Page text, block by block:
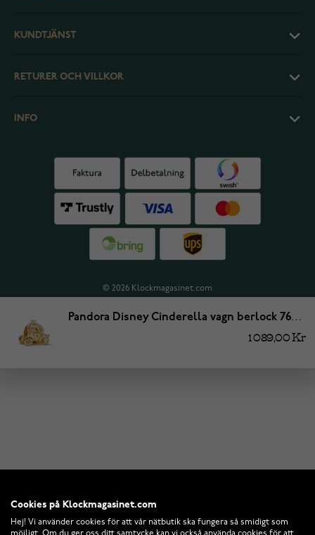
KUNDTJÄNST
RETURER OCH VILLKOR
INFO
© 2026 Klockmagasinet.com
Pandora Disney Cinderella vagn berlock 769189C01
1 089,00 Kr
Cookies på Klockmagasinet.com
Hej! Vi använder cookies för att vår nätbutik ska fungera så smidigt som